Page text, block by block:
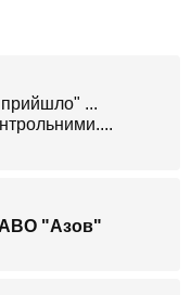
прийшло" ...
"Азов"